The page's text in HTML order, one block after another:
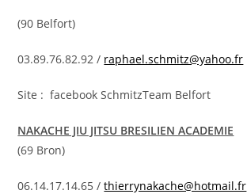
(90 Belfort)
03.89.76.82.92 / raphael.schmitz@yahoo.fr
Site : facebook SchmitzTeam Belfort
NAKACHE JIU JITSU BRESILIEN ACADEMIE
(69 Bron)
06.14.17.14.65 /thierrynakache@hotmail.fr